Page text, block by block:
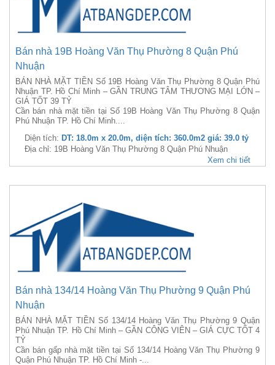
Bán nhà 19B Hoàng Văn Thụ Phường 8 Quận Phú
Nhuận
BÁN NHÀ MẶT TIỀN Số 19B Hoàng Văn Thụ Phường 8 Quận Phú
Nhuận TP. Hồ Chí Minh – GẦN TRUNG TÂM THƯƠNG MẠI LỚN –
GIÁ TỐT 39 TỶ
Cần bán nhà mặt tiền tại Số 19B Hoàng Văn Thụ Phường 8 Quận
Phú Nhuận TP. Hồ Chí Minh....
Diện tích: DT: 18.0m x 20.0m, diện tích: 360.0m2 giá: 39.0 tỷ
Địa chỉ: 19B Hoàng Văn Thụ Phường 8 Quận Phú Nhuận
Xem chi tiết
Bán nhà 134/14 Hoàng Văn Thụ Phường 9 Quận Phú
Nhuận
BÁN NHÀ MẶT TIỀN Số 134/14 Hoàng Văn Thụ Phường 9 Quận
Phú Nhuận TP. Hồ Chí Minh – GẦN CÔNG VIÊN – GIÁ CỰC TỐT 4
TỶ
Cần bán gấp nhà mặt tiền tại Số 134/14 Hoàng Văn Thụ Phường 9
Quận Phú Nhuận TP. Hồ Chí Minh -...